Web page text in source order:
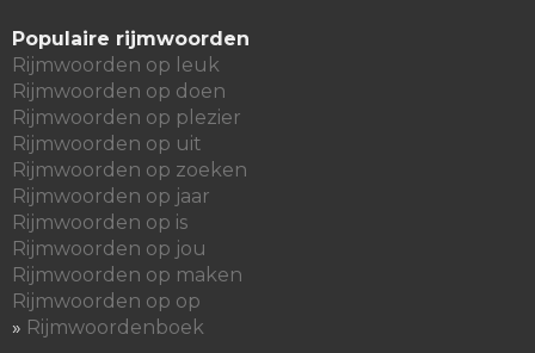
Populaire rijmwoorden
Rijmwoorden op leuk
Rijmwoorden op doen
Rijmwoorden op plezier
Rijmwoorden op uit
Rijmwoorden op zoeken
Rijmwoorden op jaar
Rijmwoorden op is
Rijmwoorden op jou
Rijmwoorden op maken
Rijmwoorden op op
» Rijmwoordenboek